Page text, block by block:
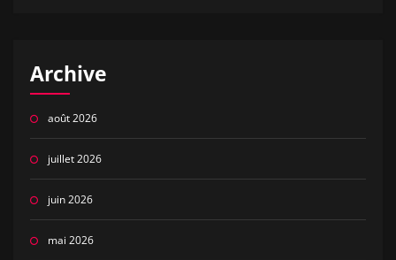
Archive
août 2026
juillet 2026
juin 2026
mai 2026